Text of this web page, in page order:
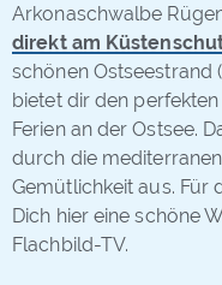
Arkonaschwalbe
direkt am
schönen Ostseestrand
bietet dir den
Ferien an der Ostsee.
durch die
Gemütlichkeit aus. Für
Dich hier eine schöne
Flachbild-TV.